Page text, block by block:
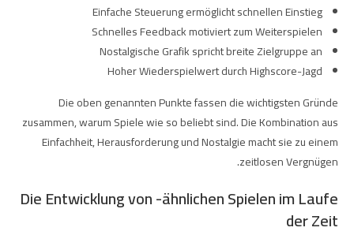
Einfache Steuerung ermöglicht schnellen Einstieg
Schnelles Feedback motiviert zum Weiterspielen
Nostalgische Grafik spricht breite Zielgruppe an
Hoher Wiederspielwert durch Highscore-Jagd
Die oben genannten Punkte fassen die wichtigsten Gründe
zusammen, warum Spiele wieso beliebt sind. Die Kombination aus
Einfachheit, Herausforderung und Nostalgie macht sie zu einem
zeitlosen Vergnügen.
Die Entwicklung von-ähnlichen Spielen im Laufe
der Zeit